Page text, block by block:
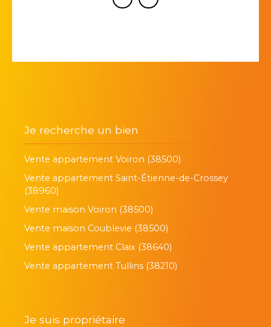
Je recherche un bien
Vente appartement Voiron (38500)
Vente appartement Saint-Étienne-de-Crossey
(38960)
Vente maison Voiron (38500)
Vente maison Coublevie (38500)
Vente appartement Claix (38640)
Vente appartement Tullins (38210)
Je suis propriétaire